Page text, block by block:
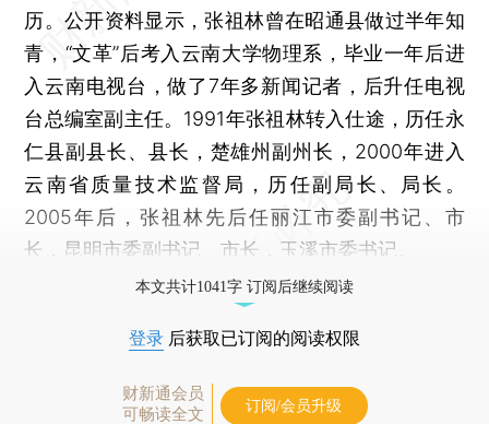
历。公开资料显示，张祖林曾在昭通县做过半年知
青，“文革”后考入云南大学物理系，毕业一年后进
入云南电视台，做了7年多新闻记者，后升任电视
台总编室副主任。1991年张祖林转入仕途，历任永
仁县副县长、县长，楚雄州副州长，2000年进入
云南省质量技术监督局，历任副局长、局长。
2005年后，张祖林先后任丽江市委副书记、市
长，昆明市委副书记、市长，玉溪市委书记。
本文共计1041字 订阅后继续阅读
登录 后获取已订阅的阅读权限
财新通会员
可畅读全文
订阅/会员升级